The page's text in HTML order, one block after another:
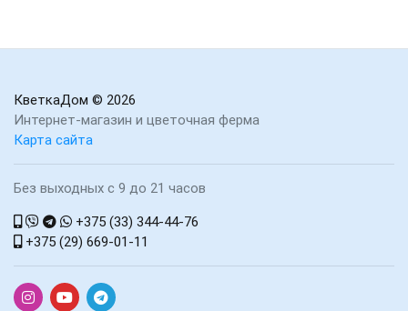
КветкаДом © 2026
Интернет-магазин и цветочная ферма
Карта сайта
Без выходных с 9 до 21 часов
+375 (33) 344-44-76
+375 (29) 669-01-11